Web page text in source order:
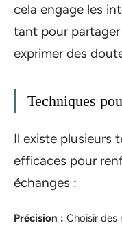
cela engage les
tant pour
exprimer des
Techniques
Il existe plusieurs
efficaces pour
échanges :
Précision : Choisir